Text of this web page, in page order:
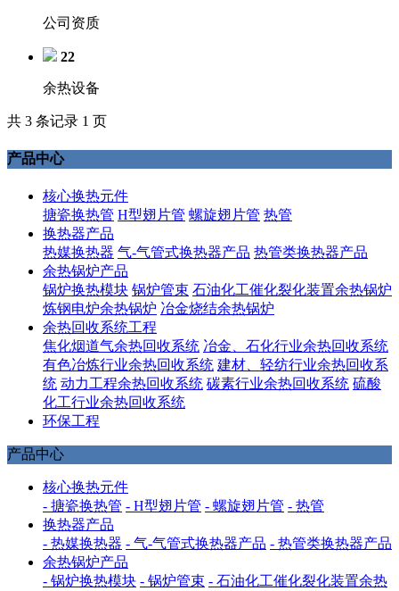
公司资质
22
余热设备
共 3 条记录 1 页
产品中心
核心换热元件
搪瓷换热管 H型翅片管 螺旋翅片管 热管
换热器产品
热媒换热器 气-气管式换热器产品 热管类换热器产品
余热锅炉产品
锅炉换热模块 锅炉管束 石油化工催化裂化装置余热锅炉
炼钢电炉余热锅炉 冶金烧结余热锅炉
余热回收系统工程
焦化烟道气余热回收系统 冶金、石化行业余热回收系统
有色冶炼行业余热回收系统 建材、轻纺行业余热回收系
统 动力工程余热回收系统 碳素行业余热回收系统 硫酸
化工行业余热回收系统
环保工程
产品中心
核心换热元件
- 搪瓷换热管 - H型翅片管 - 螺旋翅片管 - 热管
换热器产品
- 热媒换热器 - 气-气管式换热器产品 - 热管类换热器产品
余热锅炉产品
- 锅炉换热模块 - 锅炉管束 - 石油化工催化裂化装置余热